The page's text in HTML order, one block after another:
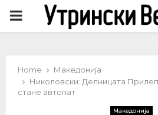
PRIMARY
Home
Македонија
Николовски: Делницата
стане автопат
Македонија